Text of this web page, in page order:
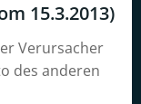
15.3.2013)
Verursacher
des anderen